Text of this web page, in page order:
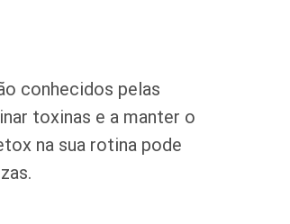
conhecidos pelas
toxinas e a manter o
na sua rotina pode